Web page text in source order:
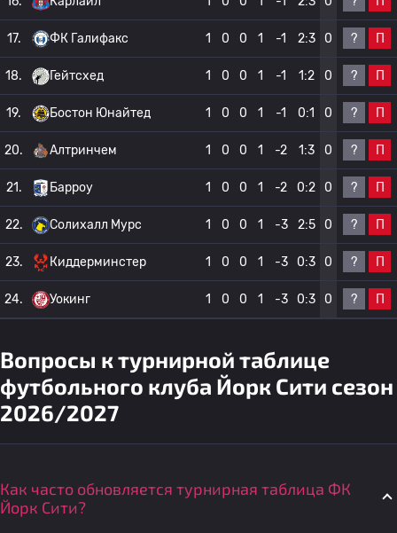
17. ФК Галифакс 1 0 0 1 -1 2:3 0 ? П
18. Гейтсхед 1 0 0 1 -1 1:2 0 ? П
19. Бостон Юнайтед 1 0 0 1 -1 0:1 0 ? П
20. Алтринчем 1 0 0 1 -2 1:3 0 ? П
21. Барроу 1 0 0 1 -2 0:2 0 ? П
22. Солихалл Мурс 1 0 0 1 -3 2:5 0 ? П
23. Киддерминстер 1 0 0 1 -3 0:3 0 ? П
24. Уокинг 1 0 0 1 -3 0:3 0 ? П
Вопросы к турнирной таблице
футбольного клуба Йорк Сити сезон
2026/2027
Как часто обновляется турнирная таблица ФК
Йорк Сити?